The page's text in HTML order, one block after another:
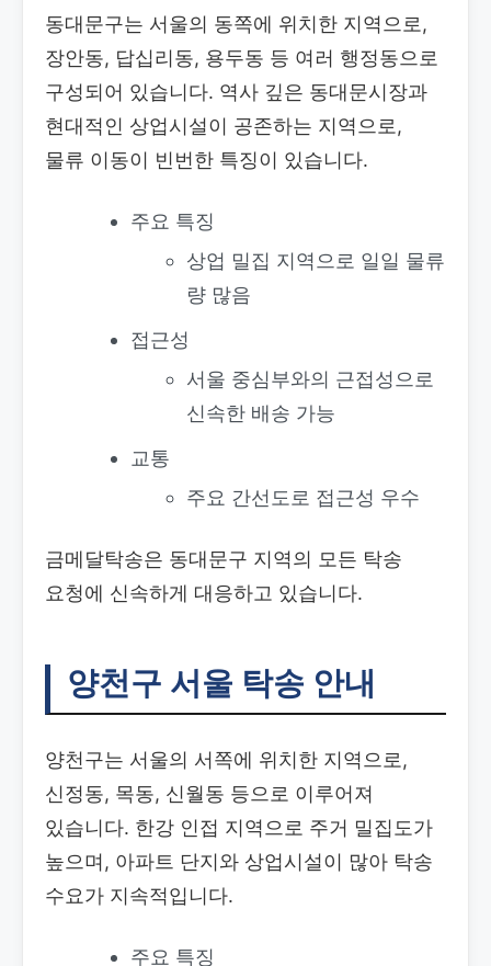
동대문구는 서울의 동쪽에 위치한 지역으로,
장안동, 답십리동, 용두동 등 여러 행정동으로
구성되어 있습니다. 역사 깊은 동대문시장과
현대적인 상업시설이 공존하는 지역으로,
물류 이동이 빈번한 특징이 있습니다.
주요 특징
상업 밀집 지역으로 일일 물류
량 많음
접근성
서울 중심부와의 근접성으로
신속한 배송 가능
교통
주요 간선도로 접근성 우수
금메달탁송은 동대문구 지역의 모든 탁송
요청에 신속하게 대응하고 있습니다.
양천구 서울 탁송 안내
양천구는 서울의 서쪽에 위치한 지역으로,
신정동, 목동, 신월동 등으로 이루어져
있습니다. 한강 인접 지역으로 주거 밀집도가
높으며, 아파트 단지와 상업시설이 많아 탁송
수요가 지속적입니다.
주요 특징